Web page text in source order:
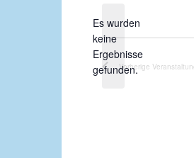
H
i
Es wurden
keine
Ergebnisse
gefunden.
Vorherige